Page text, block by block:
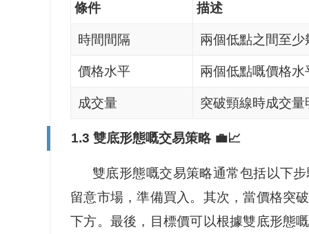
條件 描述
時間間隔 兩個低點之間至少
價格水平 兩個低點嘅價格水
成交量 突破頸線時成交量
1.3 雙底形態嘅交易策略 💼📈
雙底形態嘅交易策略通常包括以下
留意市場，準備買入。其次，當價格突
下方。最後，目標價可以根據雙底形態